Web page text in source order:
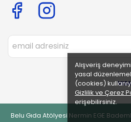
Alışveriş
yasal
(cookies)
Gizlilik ve Çerez
erişebilirsiniz.
Belu Gıda Atölyesi Nermin EGE